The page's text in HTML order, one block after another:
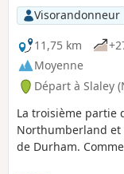
Quarry et au
avant de
Fatherley Plain
Currick. L'itinéraire
Stanhope via
Visorandonneur
11,75 km
Moyenne
Départ à Slaley
La troisième partie
Northumberland et
de Durham.